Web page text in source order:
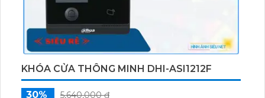
KHÓA CỬA THÔNG MINH DHI-ASI1212F
30% 5,640,000 ₫